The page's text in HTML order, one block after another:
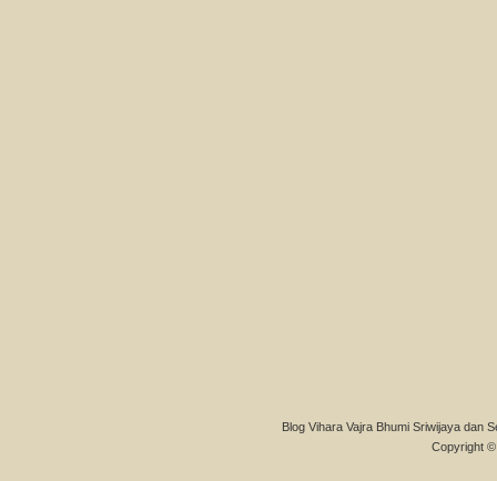
Blog Vihara Vajra Bhumi Sriwijaya dan
Copyright ©